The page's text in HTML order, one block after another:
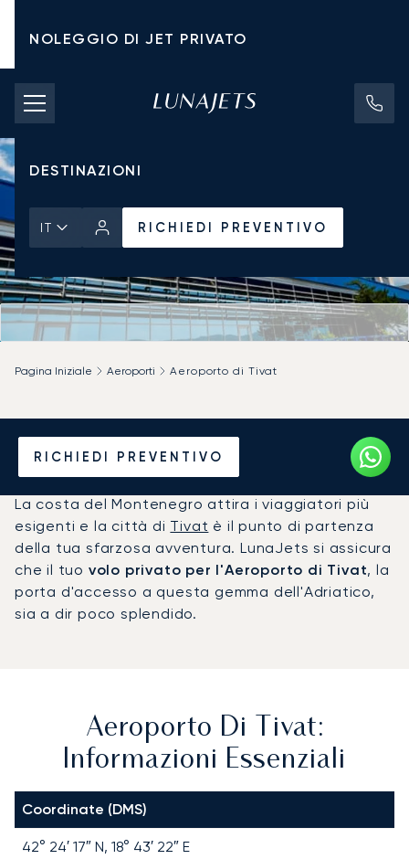
NOLEGGIO DI JET PRIVATO
TARIFFE DI NOLEGGIO
JET PRIVATI
DESTINAZIONI
IT RICHIEDI PREVENTIVO
RICHIEDI PREVENTIVO
Pagina Iniziale Aeroporti Aeroporto di Tivat
Noleggio jet privato per
l'Aeroporto di Tivat (TIV)
La costa del Montenegro attira i viaggiatori più
esigenti e la città di Tivat è il punto di partenza
della tua sfarzosa avventura. LunaJets si assicura
che il tuo volo privato per l'Aeroporto di Tivat, la
porta d'accesso a questa gemma dell'Adriatico,
sia a dir poco splendido.
Aeroporto Di Tivat:
Informazioni Essenziali
Coordinate (DMS)
42° 24′ 17″ N, 18° 43′ 22″ E